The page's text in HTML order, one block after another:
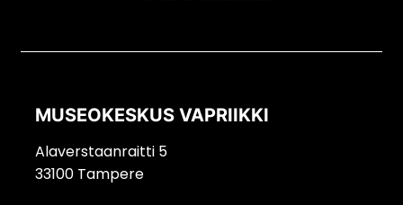
MUSEOKESKUS VAPRIIKKI
Alaverstaanraitti 5
33100 Tampere